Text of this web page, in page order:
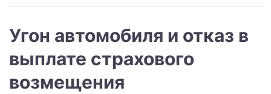
Угон автомобиля и отказ в
выплате страхового
возмещения